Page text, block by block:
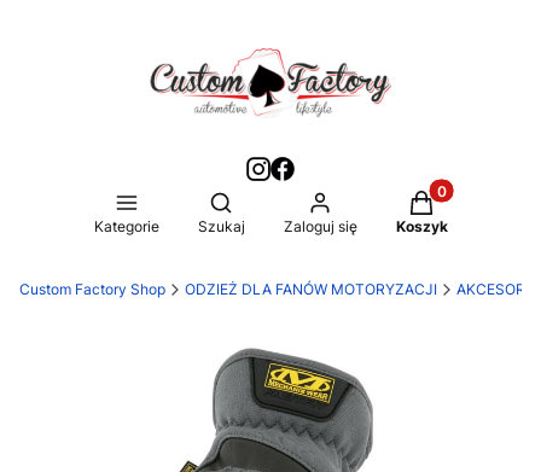
Kategorie
Otwórz wyszukiwarkę
Szukaj Zaloguj się
Produkty w
Koszyk
Custom Factory Shop ODZIEŻ DLA FANÓW MOTORYZACJI AKCESORIA